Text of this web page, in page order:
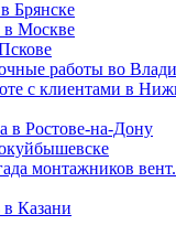
Брянске
в Москве
работы во
с клиентами в
в Ростове-на-Дону
монтажников
в Казани